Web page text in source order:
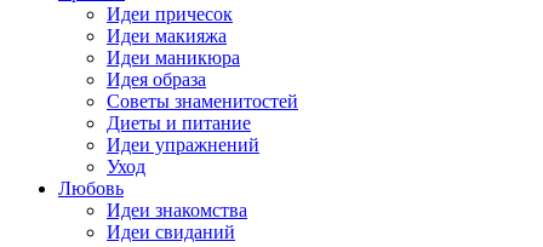
Идеи причесок
Идеи макияжа
Идеи маникюра
Идея образа
Советы знаменитостей
Диеты и питание
Идеи упражнений
Уход
Любовь
Идеи знакомства
Идеи свиданий